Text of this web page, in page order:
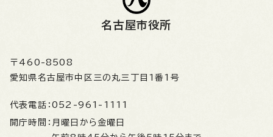
名古屋市役所
〒460-8508
愛知県名古屋市中区三の丸三丁目1番1号
代表電話： 052-961-1111
開庁時間： 月曜日から金曜日